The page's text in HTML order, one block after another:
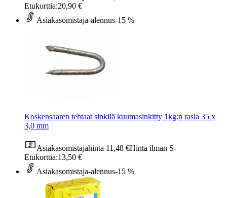
Etukorttia:20,90 €
Asiakasomistaja-alennus-15 %
Koskensaaren tehtaat sinkilä kuumasinkitty 1kg:n rasia 35 x
3,0 mm
Asiakasomistajahinta 11,48 €Hinta ilman S-
Etukorttia:13,50 €
Asiakasomistaja-alennus-15 %